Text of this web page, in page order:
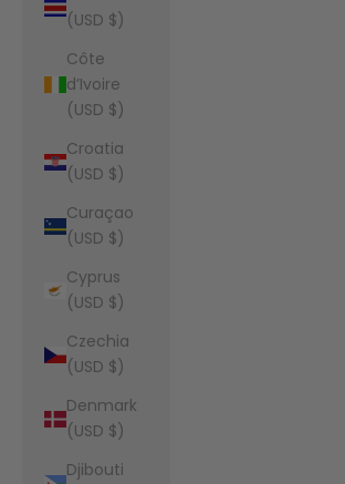
(USD $)
Côte
d’Ivoire
(USD $)
Croatia
(USD $)
Curaçao
(USD $)
Cyprus
(USD $)
Czechia
(USD $)
Denmark
(USD $)
Djibouti